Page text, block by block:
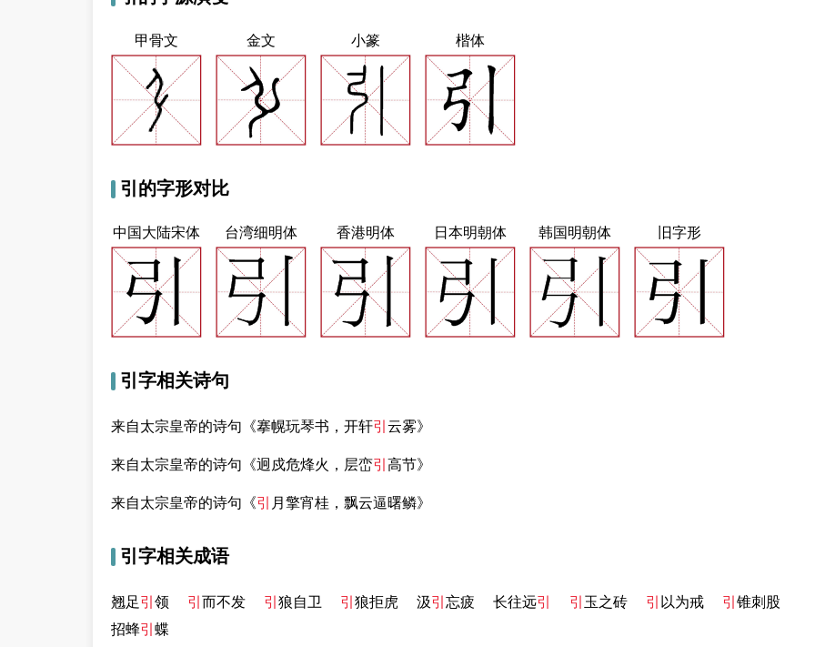
甲骨文 金文 小篆 楷体
引的字形对比
中国大陆宋体 台湾细明体 香港明体 日本明朝体 韩国明朝体 旧字形
引字相关诗句
来自太宗皇帝的诗句《搴幌玩琴书，开轩引 云雾》
来自太宗皇帝的诗句《迥戍危烽火，层峦引 高节》
来自太宗皇帝的诗句《引 月擎宵桂，飘云逼曙鳞》
引字相关成语
翘足引 领 引 而不发 引 狼自卫 引 狼拒虎 汲引 忘疲 长往远引 引 玉之砖 引 以为戒 引 锥刺股
招蜂引 蝶